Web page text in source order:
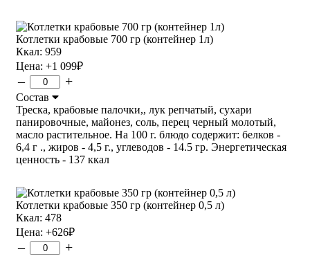
Котлетки крабовые 700 гр (контейнер 1л)
Ккал: 959
Цена: +1 099₽
– +
Состав
Треска, крабовые палочки,, лук репчатый, сухари
панировочные, майонез, соль, перец черный молотый,
масло растительное. На 100 г. блюдо содержит: белков -
6,4 г ., жиров - 4,5 г., углеводов - 14.5 гр. Энергетическая
ценность - 137 ккал
Котлетки крабовые 350 гр (контейнер 0,5 л)
Ккал: 478
Цена: +626₽
– +